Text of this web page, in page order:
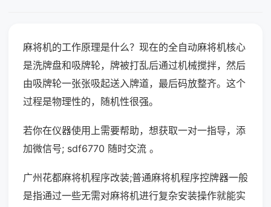
麻将机的工作原理是什么？现在的全自动麻将机核心
是洗牌盘和吸牌轮，牌被打乱后通过机械搅拌，然后
由吸牌轮一张张吸起送入牌道，最后码放整齐。这个
过程是物理性的，随机性很强。
若你在仪器使用上需要帮助，想获取一对一指导，添
加微信号; sdf6770 随时交流 。
广州花都麻将机程序改装;普通麻将机程序控牌器一般
是指通过一些无需对麻将机进行复杂安装操作就能实